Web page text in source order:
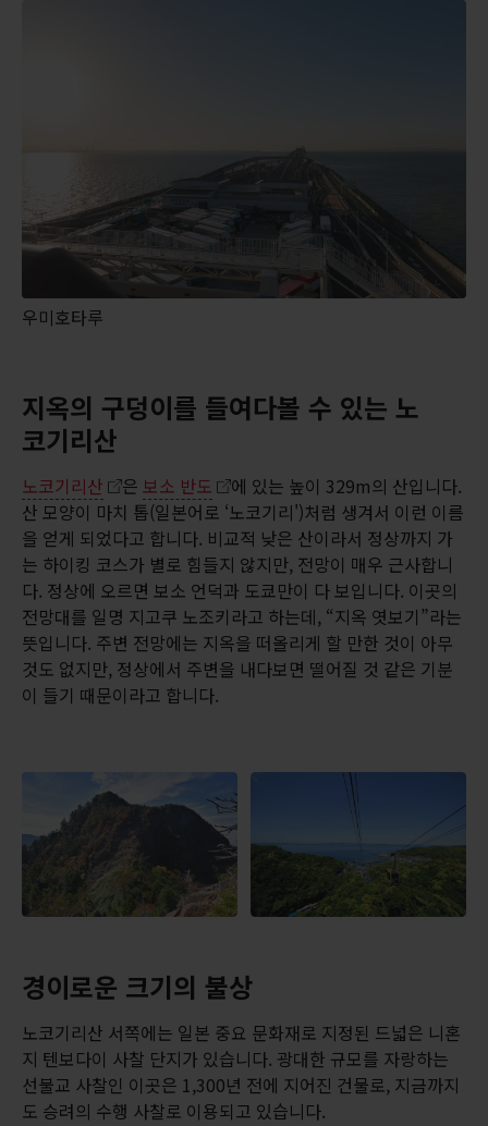
우미호타루
지옥의 구덩이를 들여다볼 수 있는 노
코기리산
노코기리산 은 보소 반도
에 있는 높이 329m의 산입니다.
산 모양이 마치 톱(일본어로 ‘노코기리')처럼 생겨서 이런 이름
을 얻게 되었다고 합니다. 비교적 낮은 산이라서 정상까지 가
는 하이킹 코스가 별로 힘들지 않지만, 전망이 매우 근사합니
다. 정상에 오르면 보소 언덕과 도쿄만이 다 보입니다. 이곳의
전망대를 일명 지고쿠 노조키라고 하는데, “지옥 엿보기”라는
뜻입니다. 주변 전망에는 지옥을 떠올리게 할 만한 것이 아무
것도 없지만, 정상에서 주변을 내다보면 떨어질 것 같은 기분
이 들기 때문이라고 합니다.
경이로운 크기의 불상
노코기리산 서쪽에는 일본 중요 문화재로 지정된 드넓은 니혼
지 텐보다이 사찰 단지가 있습니다. 광대한 규모를 자랑하는
선불교 사찰인 이곳은 1,300년 전에 지어진 건물로, 지금까지
도 승려의 수행 사찰로 이용되고 있습니다.